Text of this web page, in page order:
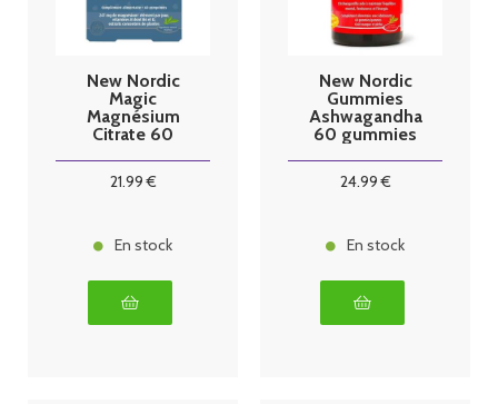
New Nordic
Magic
Magnésium
Citrate 60
21.99€
En stock
New Nordic
Gummies
Ashwagandha
60 gummies
24.99€
En stock